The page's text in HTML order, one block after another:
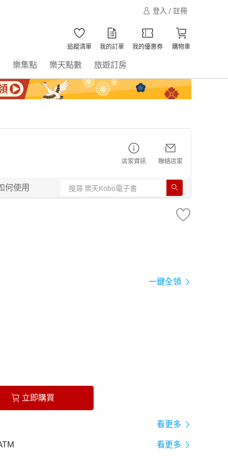
登入 / 註冊
追蹤清單 我的訂單 我的優惠券 購物車
樂集點 樂天點數 旅遊訂房
店家資訊 聯絡店家
何使用
一鍵全領
立即購買
看更多
看更多